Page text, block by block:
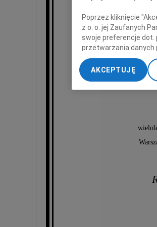
Poprzez kliknięcie
z o. o. jej Zaufanych
swoje preferencje dot.
przetwarzania danych
„Ustawienia
My, nasi Zaufani
dokładnych danych
Przechowywanie
AKCEPTUJĘ